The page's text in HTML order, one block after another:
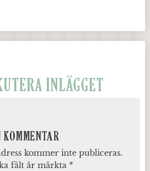
INLÄGGET
kommer inte publiceras.
fält är märkta *